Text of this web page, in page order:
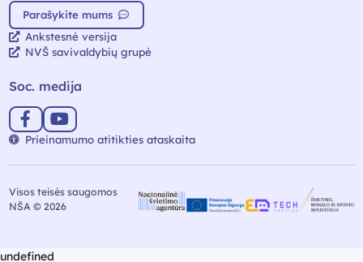
Parašykite mums
Ankstesnė versija
NVŠ savivaldybių grupė
Soc. medija
Prieinamumo atitikties ataskaita
Visos teisės saugomos
NŠA © 2026
undefined